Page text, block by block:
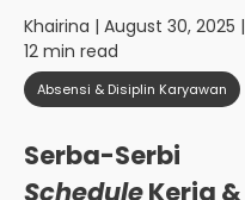
Khairina | August 30, 2025 |
12 min read
Absensi & Disiplin Karyawan
Serba-Serbi
ScheduleKerja &